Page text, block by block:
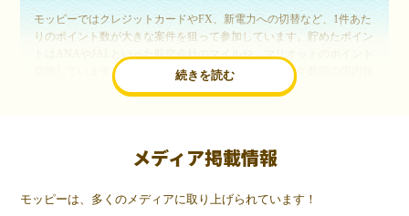
続きを読む
モッピーではクレジットカードやFX、新電力への切替など、1件あた
りのポイント数が大きな案件を狙って参加しています。貯めたポイン
交換しています。このようにすることで、ほぼ無料で年数回の国内旅
行や海外旅行を実現しています。モッピーは陸マイラーや旅行好きに
いつものネットショッピングが、モッピーでお得
（20代・女性）
メディア掲載情報
モッピーは、多くのメディアに取り上げられています！